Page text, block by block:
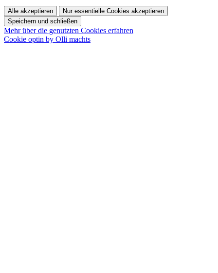
Alle akzeptieren
Nur essentielle Cookies akzeptieren
Speichern und schließen
Mehr über die genutzten Cookies erfahren
Cookie optin by Olli machts